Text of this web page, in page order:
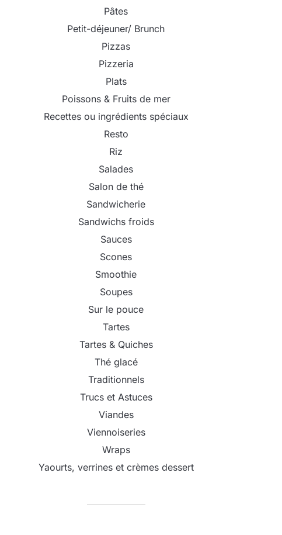
Pâtes
Petit-déjeuner/ Brunch
Pizzas
Pizzeria
Plats
Poissons & Fruits de mer
Recettes ou ingrédients spéciaux
Resto
Riz
Salades
Salon de thé
Sandwicherie
Sandwichs froids
Sauces
Scones
Smoothie
Soupes
Sur le pouce
Tartes
Tartes & Quiches
Thé glacé
Traditionnels
Trucs et Astuces
Viandes
Viennoiseries
Wraps
Yaourts, verrines et crèmes dessert